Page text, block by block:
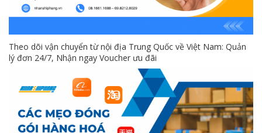
Theo dõi vận chuyển từ nội địa Trung Quốc về Việt Nam: Quản
lý đơn 24/7, Nhận ngay Voucher ưu đãi